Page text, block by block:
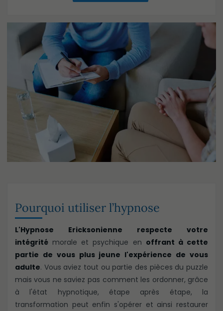
Pourquoi utiliser l’hypnose
L'Hypnose Ericksonienne
respecte votre
intégritémorale et psychique en offrant à cette
partie de vous plus jeune l'expérience de vous
adulte. Vous aviez tout ou partie des pièces du puzzle
mais vous ne saviez pas comment les ordonner, grâce
à l'état hypnotique, étape après étape, la
transformation peut enfin s'opérer et ainsi restaurer